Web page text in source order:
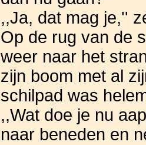
,,Ja, dat mag je,''
Op de rug van de
weer naar het
zijn boom met al
schilpad was
,,Wat doe je nu
naar beneden en